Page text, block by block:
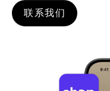
联系我们